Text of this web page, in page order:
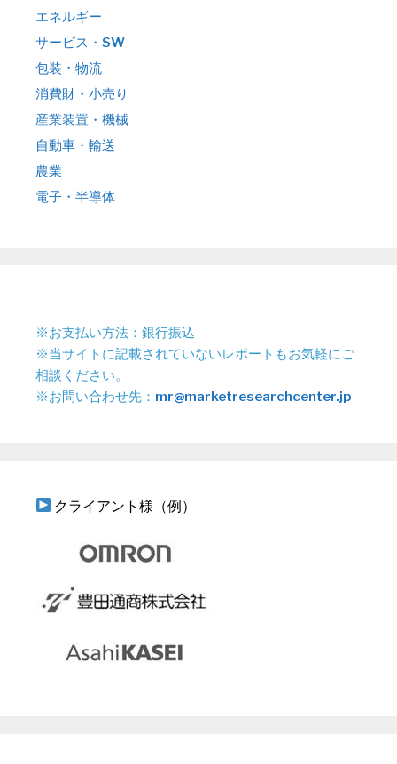
エネルギー
サービス・SW
包装・物流
消費財・小売り
産業装置・機械
自動車・輸送
農業
電子・半導体
※お支払い方法：銀行振込
※当サイトに記載されていないレポートもお気軽にご
相談ください。
※お問い合わせ先： mr@marketresearchcenter.jp
クライアント様（例）